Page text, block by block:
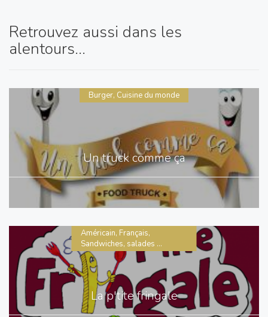
Retrouvez aussi dans les
alentours...
Un truck comme ça
Burger, Cuisine du monde
La p'tite fringale
Américain, Français,
Sandwiches, salades ...